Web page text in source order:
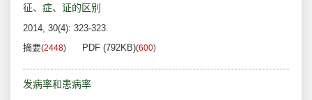
征、症、证的区别
2014, 30(4): 323-323.
摘要(2448) PDF (792KB)(600)
发病率和患病率